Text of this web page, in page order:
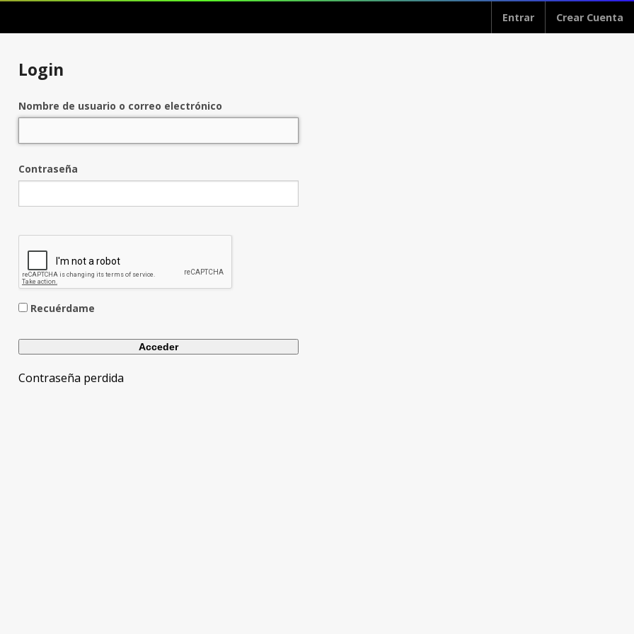
Entrar Crear Cuenta
Login
Nombre de usuario o correo electrónico
Contraseña
Recuérdame
Contraseña perdida